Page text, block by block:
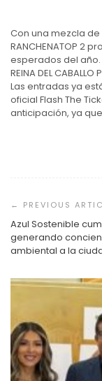
Con una mezcla
RANCHENATOP 2
esperados del año.
REINA DEL CABALLO
Las entradas ya
oficial Flash The
anticipación, ya
de
entradas
Azul Sostenible
generando
ambiental a la